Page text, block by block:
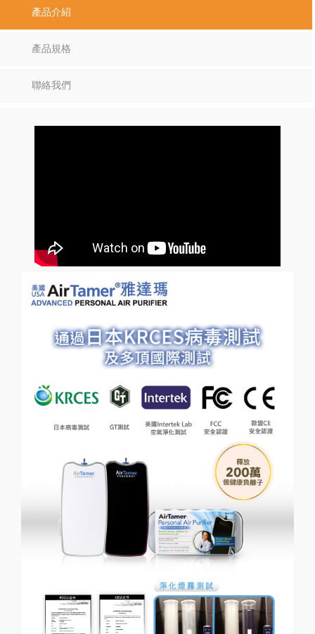
產品介紹
產品規格
聯絡我們